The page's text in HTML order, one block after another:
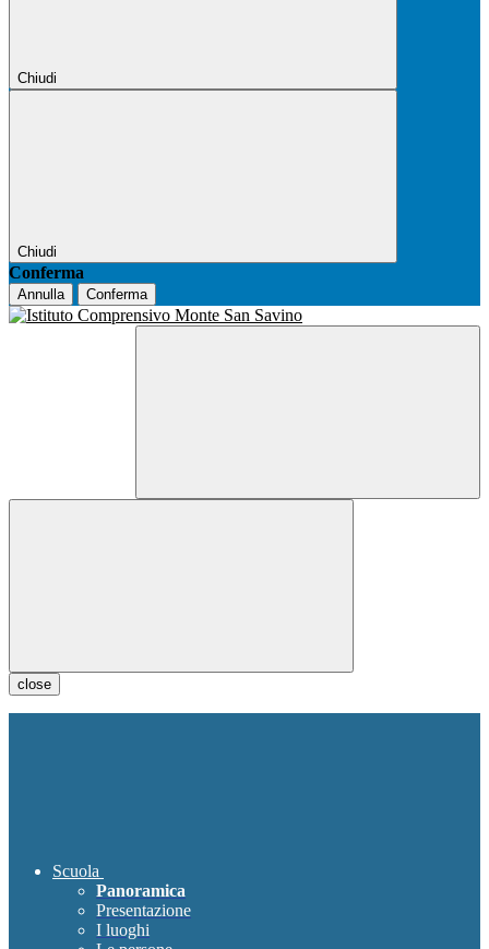
Chiudi
Chiudi
Conferma
Annulla Conferma
close
Scuola
Panoramica
Presentazione
I luoghi